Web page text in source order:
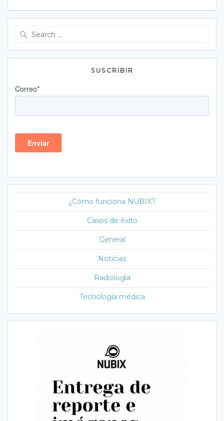
SUSCRIBIR
¿Cómo funciona NUBIX?
Casos de éxito
General
Noticias
Radiología
Tecnología médica